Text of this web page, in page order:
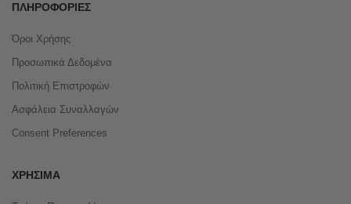
ΠΛΗΡΟΦΟΡΊΕΣ
Όροι Χρήσης
Προσωπικά Δεδομένα
Πολιτική Επιστροφών
Ασφάλεια Συναλλαγών
Consent Preferences
ΧΡΉΣΙΜΑ